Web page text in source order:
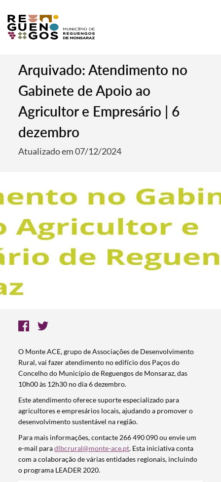
Arquivado: Atendimento no
Gabinete de Apoio ao
Agricultor e Empresário | 6
dezembro
Atualizado em 07/12/2024
O Monte ACE, grupo de Associações de Desenvolvimento
Rural, vai fazer atendimento no edifício dos Paços do
Concelho do Município de Reguengos de Monsaraz, das
10h00 às 12h30 no dia 6 dezembro.
Este atendimento oferece suporte especializado para
agricultores e empresários locais, ajudando a promover o
desenvolvimento sustentável na região.
Para mais informações, contacte 266 490 090 ou envie um
e-mail paradlbcrural@monte-ace.pt. Esta iniciativa conta
com a colaboração de várias entidades regionais, incluindo
o programa LEADER 2020.